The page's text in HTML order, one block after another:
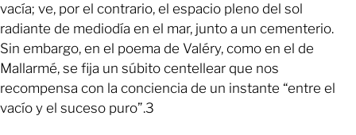
vacía; ve, por el contrario, el espacio pleno del sol
radiante de mediodía en el mar, junto a un cementerio.
Sin embargo, en el poema de Valéry, como en el de
Mallarmé, se fija un súbito centellear que nos
recompensa con la conciencia de un instante “entre el
vacío y el suceso puro”.3